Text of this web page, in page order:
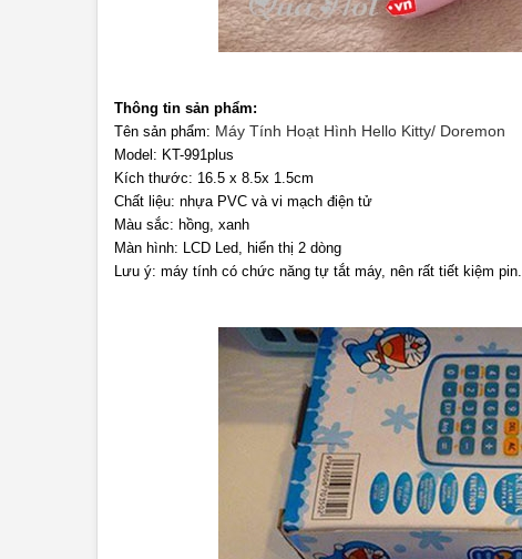
Thông tin sản phẩm:
Tên sản phẩm: Máy Tính Hoạt Hình Hello Kitty/ Doremon
Model: KT-991plus
Kích thước: 16.5 x 8.5x 1.5cm
Chất liệu: nhựa PVC và vi mạch điện tử
Màu sắc: hồng, xanh
Màn hình: LCD Led, hiển thị 2 dòng
Lưu ý: máy tính có chức năng tự tắt máy, nên rất tiết kiệm pin.